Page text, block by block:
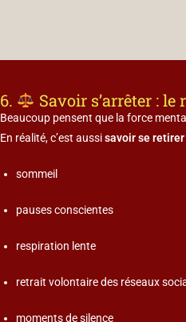
6. Savoir s’arrêter :
Beaucoup pensent que la force
En réalité, c’est aussisavoir se
sommeil
pauses conscientes
respiration lente
retrait volontaire des réseaux
moments de silence